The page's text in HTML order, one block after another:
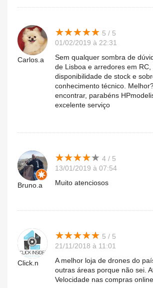
Carlos.a
★★★★★
★★★★★ 5 / 5
01/02/2019 à 22:31
Sem qualquer sombra de
de Lisboa e arredores em RC,
disponibilidade de stock e
conhecimento técnico.
encontrar, parabéns
excelente serviço
Bruno.a
★★★★★
★★★★★ 4 / 5
13/01/2019 à 07:54
Muito atenciosos
Click.n
★★★★★
★★★★★ 5 / 5
21/11/2018 à 11:01
A melhor loja de drones do
outras áreas porque não sei.
Velocidade nas compras